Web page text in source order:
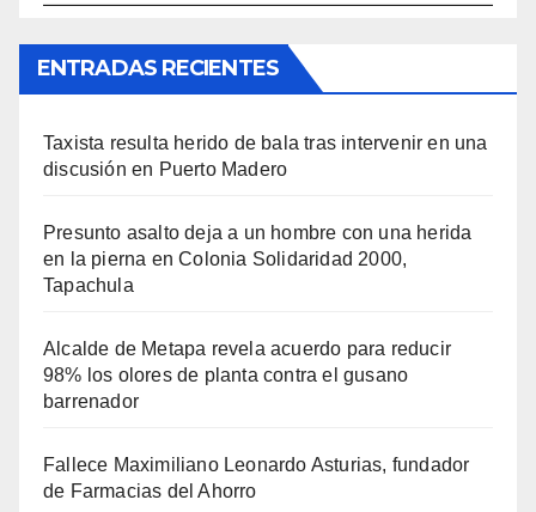
ENTRADAS RECIENTES
Taxista resulta herido de bala tras intervenir en una
discusión en Puerto Madero
Presunto asalto deja a un hombre con una herida
en la pierna en Colonia Solidaridad 2000,
Tapachula
Alcalde de Metapa revela acuerdo para reducir
98% los olores de planta contra el gusano
barrenador
Fallece Maximiliano Leonardo Asturias, fundador
de Farmacias del Ahorro